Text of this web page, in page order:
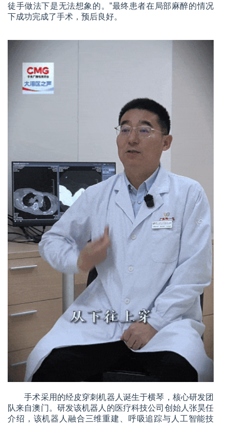
徒手做法下是无法想象的。”最终患者在局部麻醉的情况
下成功完成了手术，预后良好。
手术采用的经皮穿刺机器人诞生于横琴，核心研发团
队来自澳门。研发该机器人的医疗科技公司创始人张昊任
介绍，该机器人融合三维重建、呼吸追踪与人工智能技